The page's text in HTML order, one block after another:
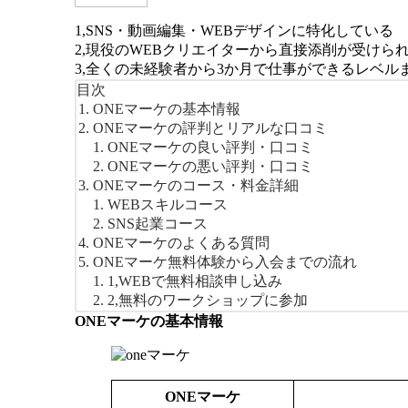
1,SNS・動画編集・WEBデザインに特化している
2,現役のWEBクリエイターから直接添削が受けら
3,全くの未経験者から3か月で仕事ができるレベル
目次
ONEマーケの基本情報
ONEマーケの評判とリアルな口コミ
ONEマーケの良い評判・口コミ
ONEマーケの悪い評判・口コミ
ONEマーケのコース・料金詳細
WEBスキルコース
SNS起業コース
ONEマーケのよくある質問
ONEマーケ無料体験から入会までの流れ
1,WEBで無料相談申し込み
2,無料のワークショップに参加
ONEマーケの基本情報
ONEマーケ